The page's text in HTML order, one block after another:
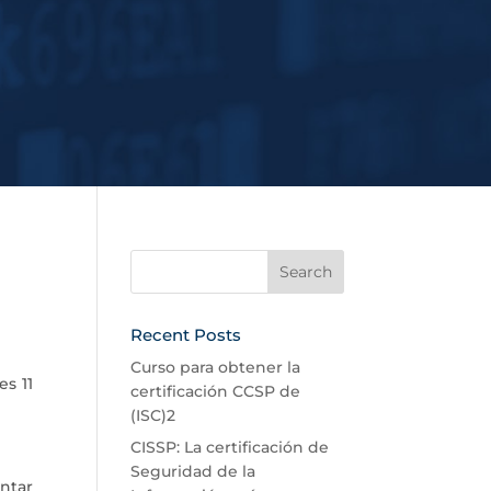
11
Recent Posts
Curso para obtener la
certificación CCSP de
(ISC)2
CISSP: La certificación de
Seguridad de la